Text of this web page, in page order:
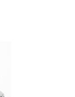
O presnom